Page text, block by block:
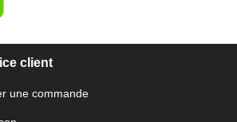
client
une commande